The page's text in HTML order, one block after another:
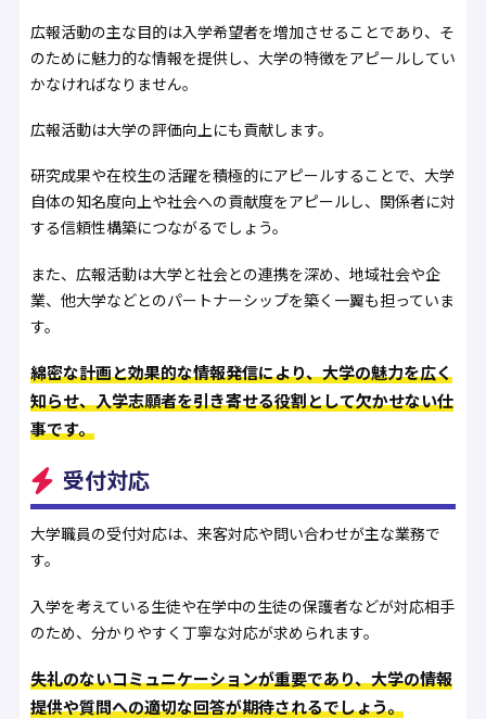
広報活動の主な目的は入学希望者を増加させることであり、そ
のために魅力的な情報を提供し、大学の特徴をアピールしてい
かなければなりません。
広報活動は大学の評価向上にも貢献します。
研究成果や在校生の活躍を積極的にアピールすることで、大学
自体の知名度向上や社会への貢献度をアピールし、関係者に対
する信頼性構築につながるでしょう。
また、広報活動は大学と社会との連携を深め、地域社会や企
業、他大学などとのパートナーシップを築く一翼も担っていま
す。
綿密な計画と効果的な情報発信により、大学の魅力を広く
知らせ、入学志願者を引き寄せる役割として欠かせない仕
事です。
受付対応
大学職員の受付対応は、来客対応や問い合わせが主な業務で
す。
入学を考えている生徒や在学中の生徒の保護者などが対応相手
のため、分かりやすく丁寧な対応が求められます。
失礼のないコミュニケーションが重要であり、大学の情報
提供や質問への適切な回答が期待されるでしょう。